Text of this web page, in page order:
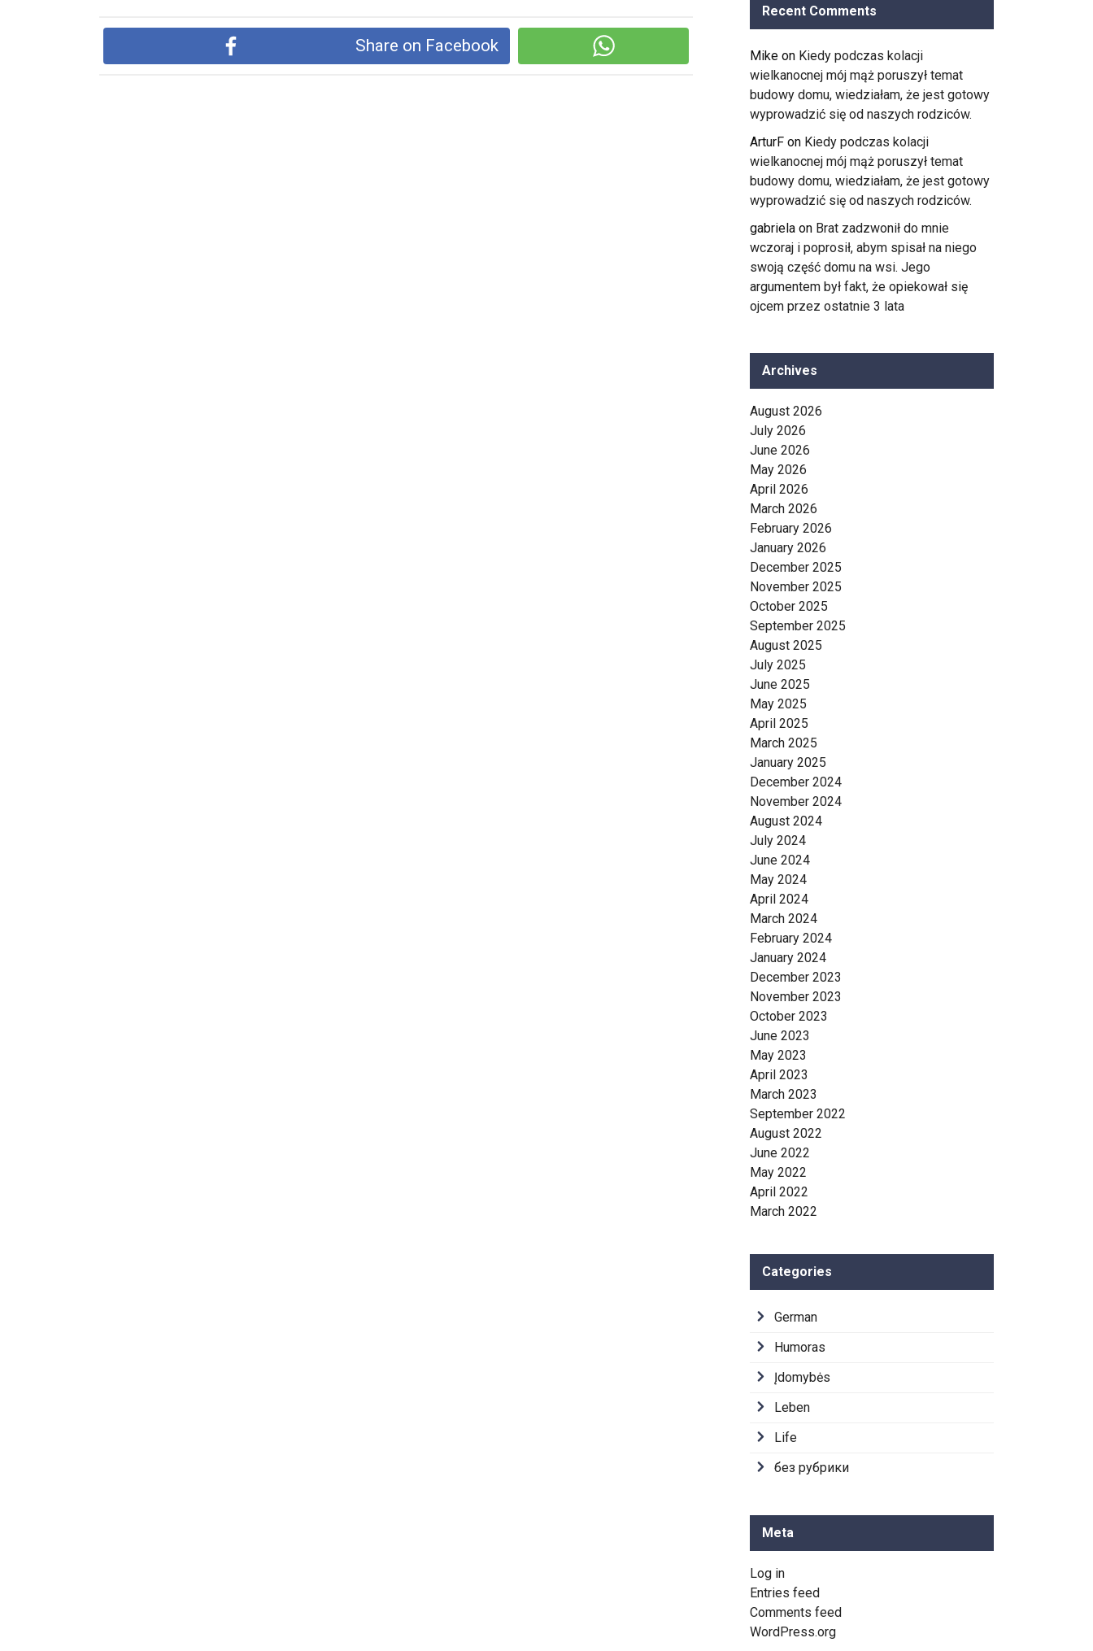
Share on Facebook
Recent Comments
Mike on Kiedy podczas kolacji
wielkanocnej mój mąż poruszył temat
budowy domu, wiedziałam, że jest gotowy
wyprowadzić się od naszych rodziców.
ArturF on Kiedy podczas kolacji
wielkanocnej mój mąż poruszył temat
budowy domu, wiedziałam, że jest gotowy
wyprowadzić się od naszych rodziców.
gabriela on Brat zadzwonił do mnie
wczoraj i poprosił, abym spisał na niego
swoją część domu na wsi. Jego
argumentem był fakt, że opiekował się
ojcem przez ostatnie 3 lata
Archives
August 2026
July 2026
June 2026
May 2026
April 2026
March 2026
February 2026
January 2026
December 2025
November 2025
October 2025
September 2025
August 2025
July 2025
June 2025
May 2025
April 2025
March 2025
January 2025
December 2024
November 2024
August 2024
July 2024
June 2024
May 2024
April 2024
March 2024
February 2024
January 2024
December 2023
November 2023
October 2023
June 2023
May 2023
April 2023
March 2023
September 2022
August 2022
June 2022
May 2022
April 2022
March 2022
Categories
German
Humoras
Įdomybės
Leben
Life
без рубрики
Meta
Log in
Entries feed
Comments feed
WordPress.org